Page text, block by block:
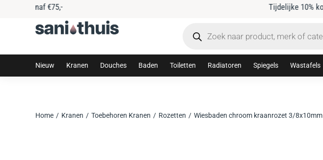
Tijdelijke 10% korting met code: sanithuis10
Nieuw Kranen Douches Baden Toiletten Radiatoren Spiegels Wastafels
Je bent hier:
Home Kranen Toebehoren Kranen Rozetten Wiesbaden chroom kraanrozet 3/8x10mm